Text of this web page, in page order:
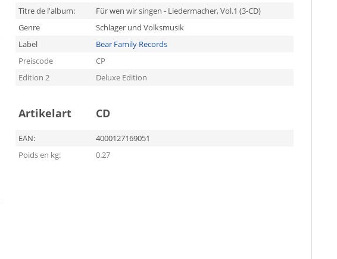
Titre de l'album:
Für wen wir singen - Liedermacher, Vol.1 (3-CD)
Genre
Schlager und Volksmusik
Label
Bear Family Records
Preiscode
CP
Edition 2
Deluxe Edition
Artikelart CD
EAN:
4000127169051
Poids en kg:
0.27